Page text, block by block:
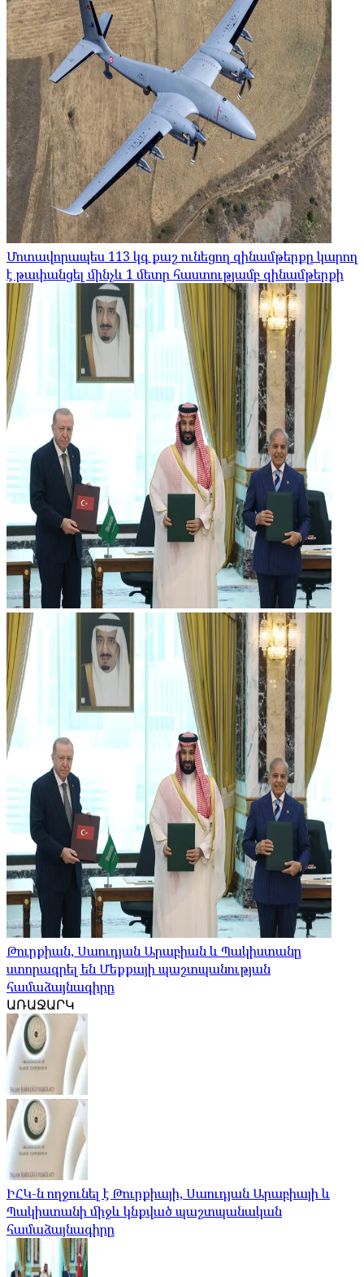
Մոտավորապես 113 կգ քաշ ունեցող զինամթերքը կարող
է թափանցել մինչև 1 մետր հաստությամբ զինամթերքի
Թուրքիան, Սաուդյան Արաբիան և Պակիստանը
ստորագրել են Մեքքայի պաշտպանության
համաձայնագիրը
ԱՌԱՋԱՐԿ
ԻՀԿ-ն ողջունել է Թուրքիայի, Սաուդյան Արաբիայի և
Պակիստանի միջև կնքված պաշտպանական
համաձայնագիրը